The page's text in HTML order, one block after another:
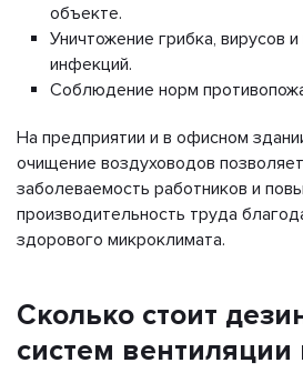
объекте.
Уничтожение грибка, вирусов
инфекций.
Соблюдение норм
На предприятии и в офисном
очищение воздуховодов
заболеваемость работников и
производительность труда
здорового микроклимата.
Сколько стоит
систем вентиляции